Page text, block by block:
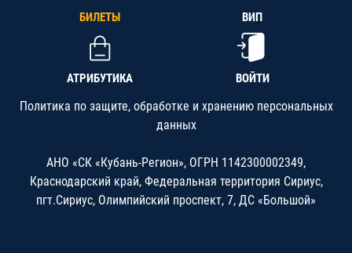
БИЛЕТЫ ВИП
АТРИБУТИКА ВОЙТИ
Политика по защите, обработке и хранению персональных
данных
АНО «СК «Кубань-Регион», ОГРН 1142300002349,
Краснодарский край, Федеральная территория Сириус,
пгт.Сириус, Олимпийский проспект, 7, ДС «Большой»